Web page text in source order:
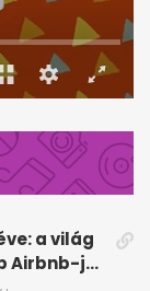
a világ
Airbnb-je